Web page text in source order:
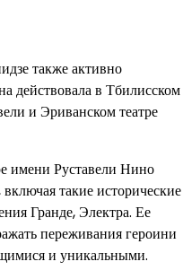
также активно
действовала в Тбилисском
и Эриванском театре
имени Руставели Нино
такие исторические
Гранде, Электра. Ее
переживания героини
и уникальными.